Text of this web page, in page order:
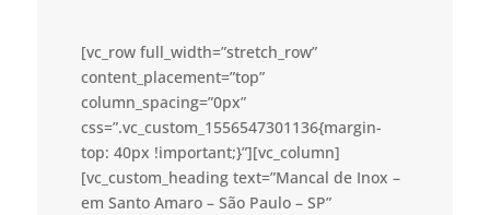
[vc_row full_width=”stretch_row”
content_placement=”top”
column_spacing=”0px”
css=”.vc_custom_1556547301136{margin-
top: 40px !important;}”][vc_column]
[vc_custom_heading text=”Mancal de Inox –
em Santo Amaro – São Paulo – SP”